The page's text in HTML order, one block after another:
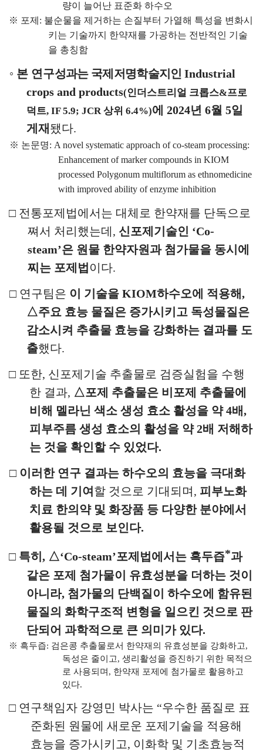
량이 늘어난 표준화 하수오
※ 포제 : 불순물을 제거하는 손질부터 가열해 특성을 변화시
키는 기술까지 한약재를 가공하는 전반적인 기술
을 총칭함
◦ 본 연구성과는 국제저명학술지인Industrial
crops and products(인더스트리얼 크롭스&프로
덕트, IF 5.9; JCR상위 6.4%)에 2024년 6월 5일
게재 됐다.
※ 논문명: A novel systematic approach of co-steam processing:
Enhancement of marker compounds in KIOM
processed Polygonum multiflorum as ethnomedicine
with improved ability of enzyme inhibition
□ 전통포제법에서는 대체로 한약재를 단독으로
쪄서 처리했는데 , 신포제기술인 ‘Co-
steam’은 원물 한약자원과 첨가물을 동시에
찌는 포제법 이다.
□ 연구팀은 이 기술을 KIOM하수오에 적용해,
△주요 효능 물질은 증가시키고 독성물질은
감소시켜 추출물 효능을 강화하는 결과를 도
출했다.
□ 또한, 신포제기술 추출물로 검증실험을 수행
한 결과, △포제 추출물은 비포제 추출물에
비해 멜라닌 색소 생성 효소 활성을 약4배,
피부주름 생성 효소의 활성을 약2배 저해하
는 것을 확인할 수 있었다.
□ 이러한 연구 결과는 하수오의 효능을 극대화
하는 데 기여 할 것으로 기대되며 , 피부노화
치료 한의약 및 화장품 등 다양한 분야에서
활용될 것으로 보인다.
□ 특히, △‘Co-steam’포제법에서는 흑두즙*과
같은 포제 첨가물이 유효성분을 더하는 것이
아니라, 첨가물의 단백질이 하수오에 함유된
물질의 화학구조적 변형을 일으킨 것으로 판
단되어 과학적으로 큰 의미가 있다.
※ 흑두즙: 검은콩 추출물로서 한약재의 유효성분을 강화하고,
독성은 줄이고, 생리활성을 증진하기 위한 목적으
로 사용되며 , 한약재 포제에 첨가물로 활용하고
있다.
□ 연구책임자 강영민 박사는 “우수한 품질로 표
준화된 원물에 새로운 포제기술을 적용해
효능을 증가시키고, 이화학 및 기초효능적